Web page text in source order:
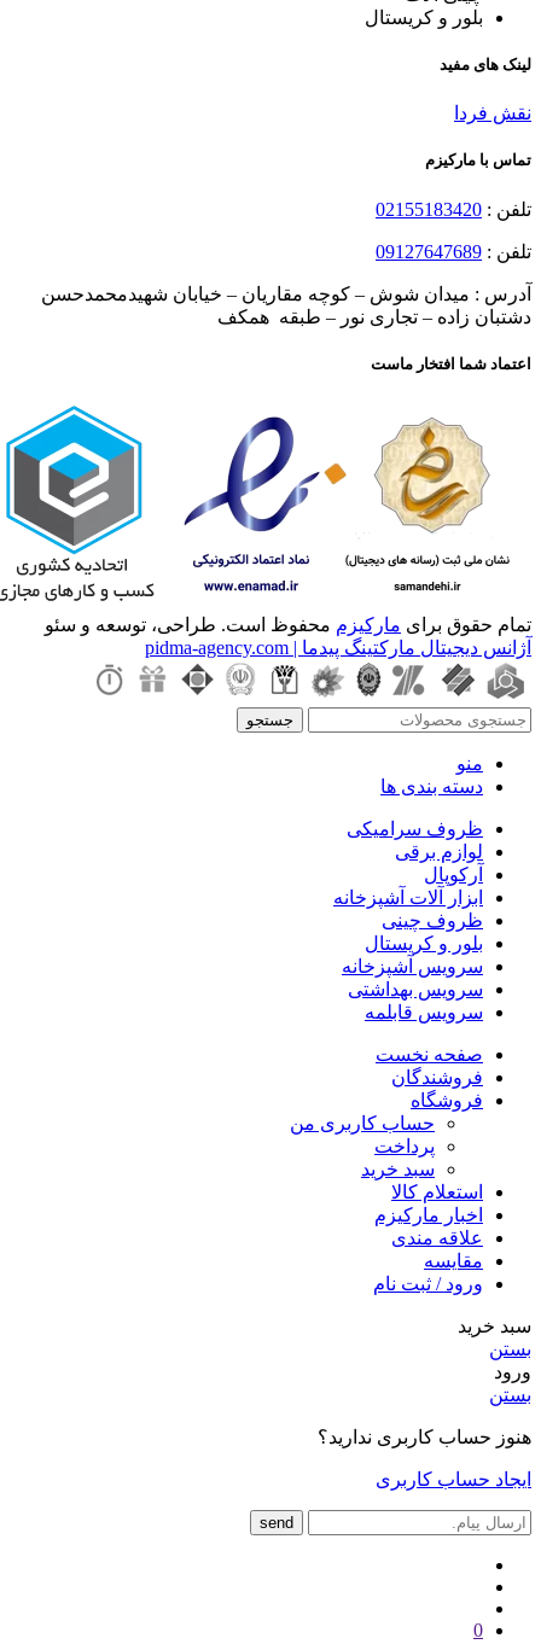
بلور و کریستال
لینک های مفید
نقش فردا
تماس با مارکیزم
تلفن : 02155183420
تلفن : 09127647689
آدرس : میدان شوش – کوچه مقاریان – خیابان شهیدمحمدحسن
دشتبان زاده – تجاری نور – طبقه همکف
اعتماد شما افتخار ماست
تمام حقوق برای مارکیزم محفوظ است. طراحی، توسعه و سئو
آژانس دیجیتال مارکتینگ پیدما | pidma-agency.com
جستجو
منو
دسته بندی ها
ظروف سرامیکی
لوازم برقی
آرکوپال
ابزار آلات آشپزخانه
ظروف چینی
بلور و کریستال
سرویس آشپزخانه
سرویس بهداشتی
سرویس قابلمه
صفحه نخست
فروشندگان
فروشگاه
حساب کاربری من
پرداخت
سبد خرید
استعلام کالا
اخبار مارکیزم
علاقه مندی
مقایسه
ورود / ثبت نام
سبد خرید
بستن
ورود
بستن
هنوز حساب کاربری ندارید؟
ایجاد حساب کاربری
send
0